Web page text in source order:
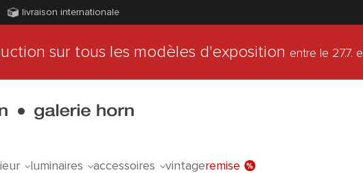
livraison internationale
sur tous les modèles d'exposition entre le 27.7.
luminaires accessoires vintageremise